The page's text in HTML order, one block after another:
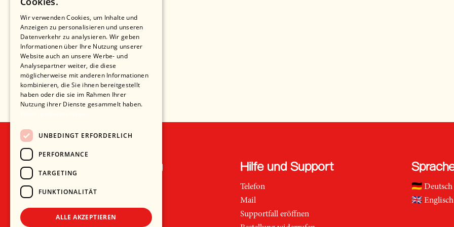
Recht und Ordnung
Datenschutz
Hilfe und Support
Telefon
Mail
Supportfall eröffnen
🇩🇪 Deutsch
🇬🇧 Englisch
Wir verwenden Cookies, um Inhalte und
Anzeigen zu personalisieren und unseren
Datenverkehr zu analysieren. Wir geben
Informationen über Ihre Nutzung unserer
Website auch an unsere Werbe- und
Analysepartner weiter, die diese
möglicherweise mit anderen Informationen
kombinieren, die Sie ihnen bereitgestellt
haben oder die sie im Rahmen Ihrer
Nutzung ihrer Dienste gesammelt haben.
UNBEDINGT ERFORDERLICH
PERFORMANCE
TARGETING
FUNKTIONALITÄT
ALLE AKZEPTIEREN